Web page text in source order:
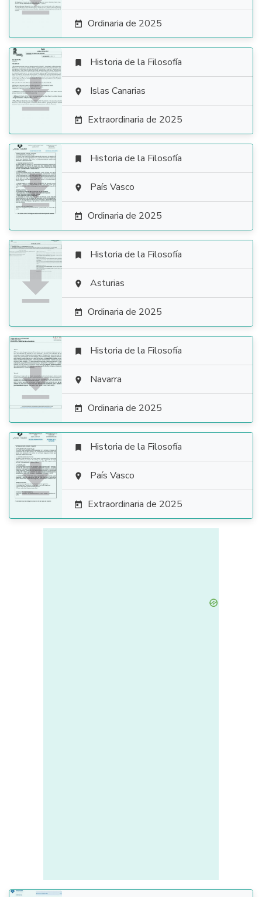
 Ordinaria de 2025

 Historia de la Filosofía
 Islas Canarias
 Extraordinaria de 2025

 Historia de la Filosofía
 País Vasco
 Ordinaria de 2025

 Historia de la Filosofía
 Asturias
 Ordinaria de 2025

 Historia de la Filosofía
 Navarra
 Ordinaria de 2025

 Historia de la Filosofía
 País Vasco
 Extraordinaria de 2025